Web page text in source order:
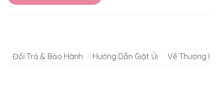
Đổi Trả & Bảo Hành Hướng Dẫn Giặt Ủi Về Thương